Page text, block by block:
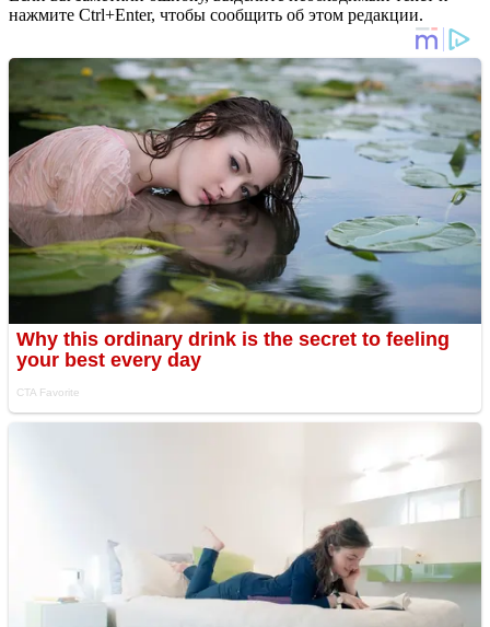
нажмите Ctrl+Enter, чтобы сообщить об этом редакции.